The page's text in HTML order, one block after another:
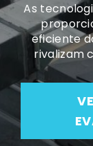
As
eficiente
rivalizam